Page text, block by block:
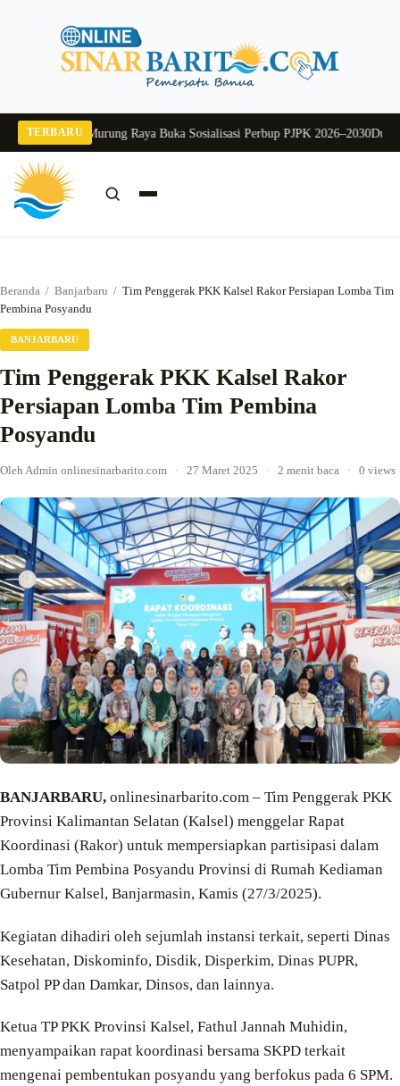
TERBARU
Pj Sekda Murung Raya Buka Sosialisasi Perbup PJPK 2026–2030Dukung
Beranda / Banjarbaru / Tim Penggerak PKK Kalsel Rakor Persiapan Lomba Tim
Pembina Posyandu
BANJARBARU
Tim Penggerak PKK Kalsel Rakor
Persiapan Lomba Tim Pembina
Posyandu
Oleh Admin onlinesinarbarito.com · 27 Maret 2025 · 2 menit baca · 0 views
BANJARBARU, onlinesinarbarito.com – Tim Penggerak PKK
Provinsi Kalimantan Selatan (Kalsel) menggelar Rapat
Koordinasi (Rakor) untuk mempersiapkan partisipasi dalam
Lomba Tim Pembina Posyandu Provinsi di Rumah Kediaman
Gubernur Kalsel, Banjarmasin, Kamis (27/3/2025).
Kegiatan dihadiri oleh sejumlah instansi terkait, seperti Dinas
Kesehatan, Diskominfo, Disdik, Disperkim, Dinas PUPR,
Satpol PP dan Damkar, Dinsos, dan lainnya.
Ketua TP PKK Provinsi Kalsel, Fathul Jannah Muhidin,
menyampaikan rapat koordinasi bersama SKPD terkait
mengenai pembentukan posyandu yang berfokus pada 6 SPM.